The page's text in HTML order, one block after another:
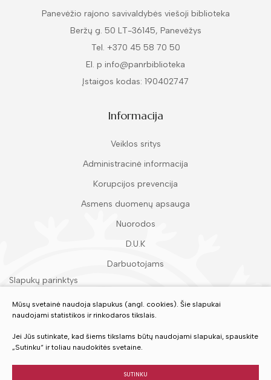
Panevėžio rajono savivaldybės viešoji biblioteka
Beržų g. 50 LT-36145, Panevėžys
Tel. +370 45 58 70 50
El. p info@panrbiblioteka
Įstaigos kodas: 190402747
Informacija
Veiklos sritys
Administracinė informacija
Korupcijos prevencija
Asmens duomenų apsauga
Nuorodos
D.U.K
Darbuotojams
Slapukų parinktys
Įvertinkite mūsų paslaugas
Mūsų svetainė naudoja slapukus (angl. cookies). Šie slapukai
naudojami statistikos ir rinkodaros tikslais.
Jei Jūs sutinkate, kad šiems tikslams būtų naudojami slapukai, spauskite
„Sutinku“ ir toliau naudokitės svetaine.
SUTINKU